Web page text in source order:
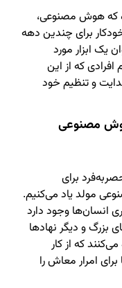
که هوش مصنوعی،
برای چندین دهه
یک ابزار مورد
افرادی که از این
هدایت و تنظیم خود
مصنوعی
برای
مولد یاد می‌کنیم.
انسان‌ها وجود دارد
بزرگ و دیگر نهادها
که از کار
امرار معاش را